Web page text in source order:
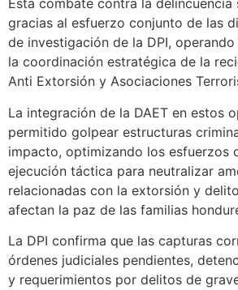
​Esta combate contra la delincuencia
gracias al esfuerzo conjunto de las
de investigación de la DPI,
la coordinación estratégica de la
Anti Extorsión y Asociaciones
​La integración de la DAET en estos
permitido golpear estructuras
impacto, optimizando los esfuerzos
ejecución táctica para neutralizar
relacionadas con la extorsión y
afectan la paz de las familias
​La DPI confirma que las capturas
órdenes judiciales pendientes,
y requerimientos por delitos de